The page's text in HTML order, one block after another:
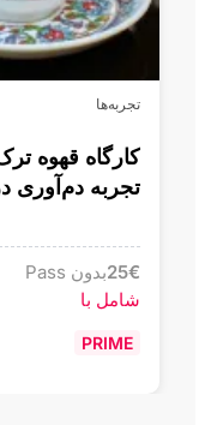
تجربه‌ها
کارگاه قهوه
تجربه دم‌آوری
€
25بدون Pass
شامل با
PRIME